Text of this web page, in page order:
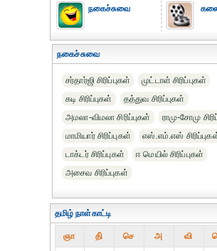
நகைச்சுவை
நகைச்சுவை
சர்தார்ஜி சிரிப்புகள்
முட்டாள் சிரிப்புகள்
கடி சிரிப்புகள்
தத்துவ சிரிப்புகள்
அமலா-விமலா சிரிப்புகள்
ராமு-சோமு
மாமியார் சிரிப்புகள்
எஸ்.எம்.எஸ்
டாக்டர் சிரிப்புகள்
ஈ மெயில் சிரிப்புகள்
அசைவ சிரிப்புகள்
தமிழ் நாள்காட்டி
ஞா தி் செ அ வி